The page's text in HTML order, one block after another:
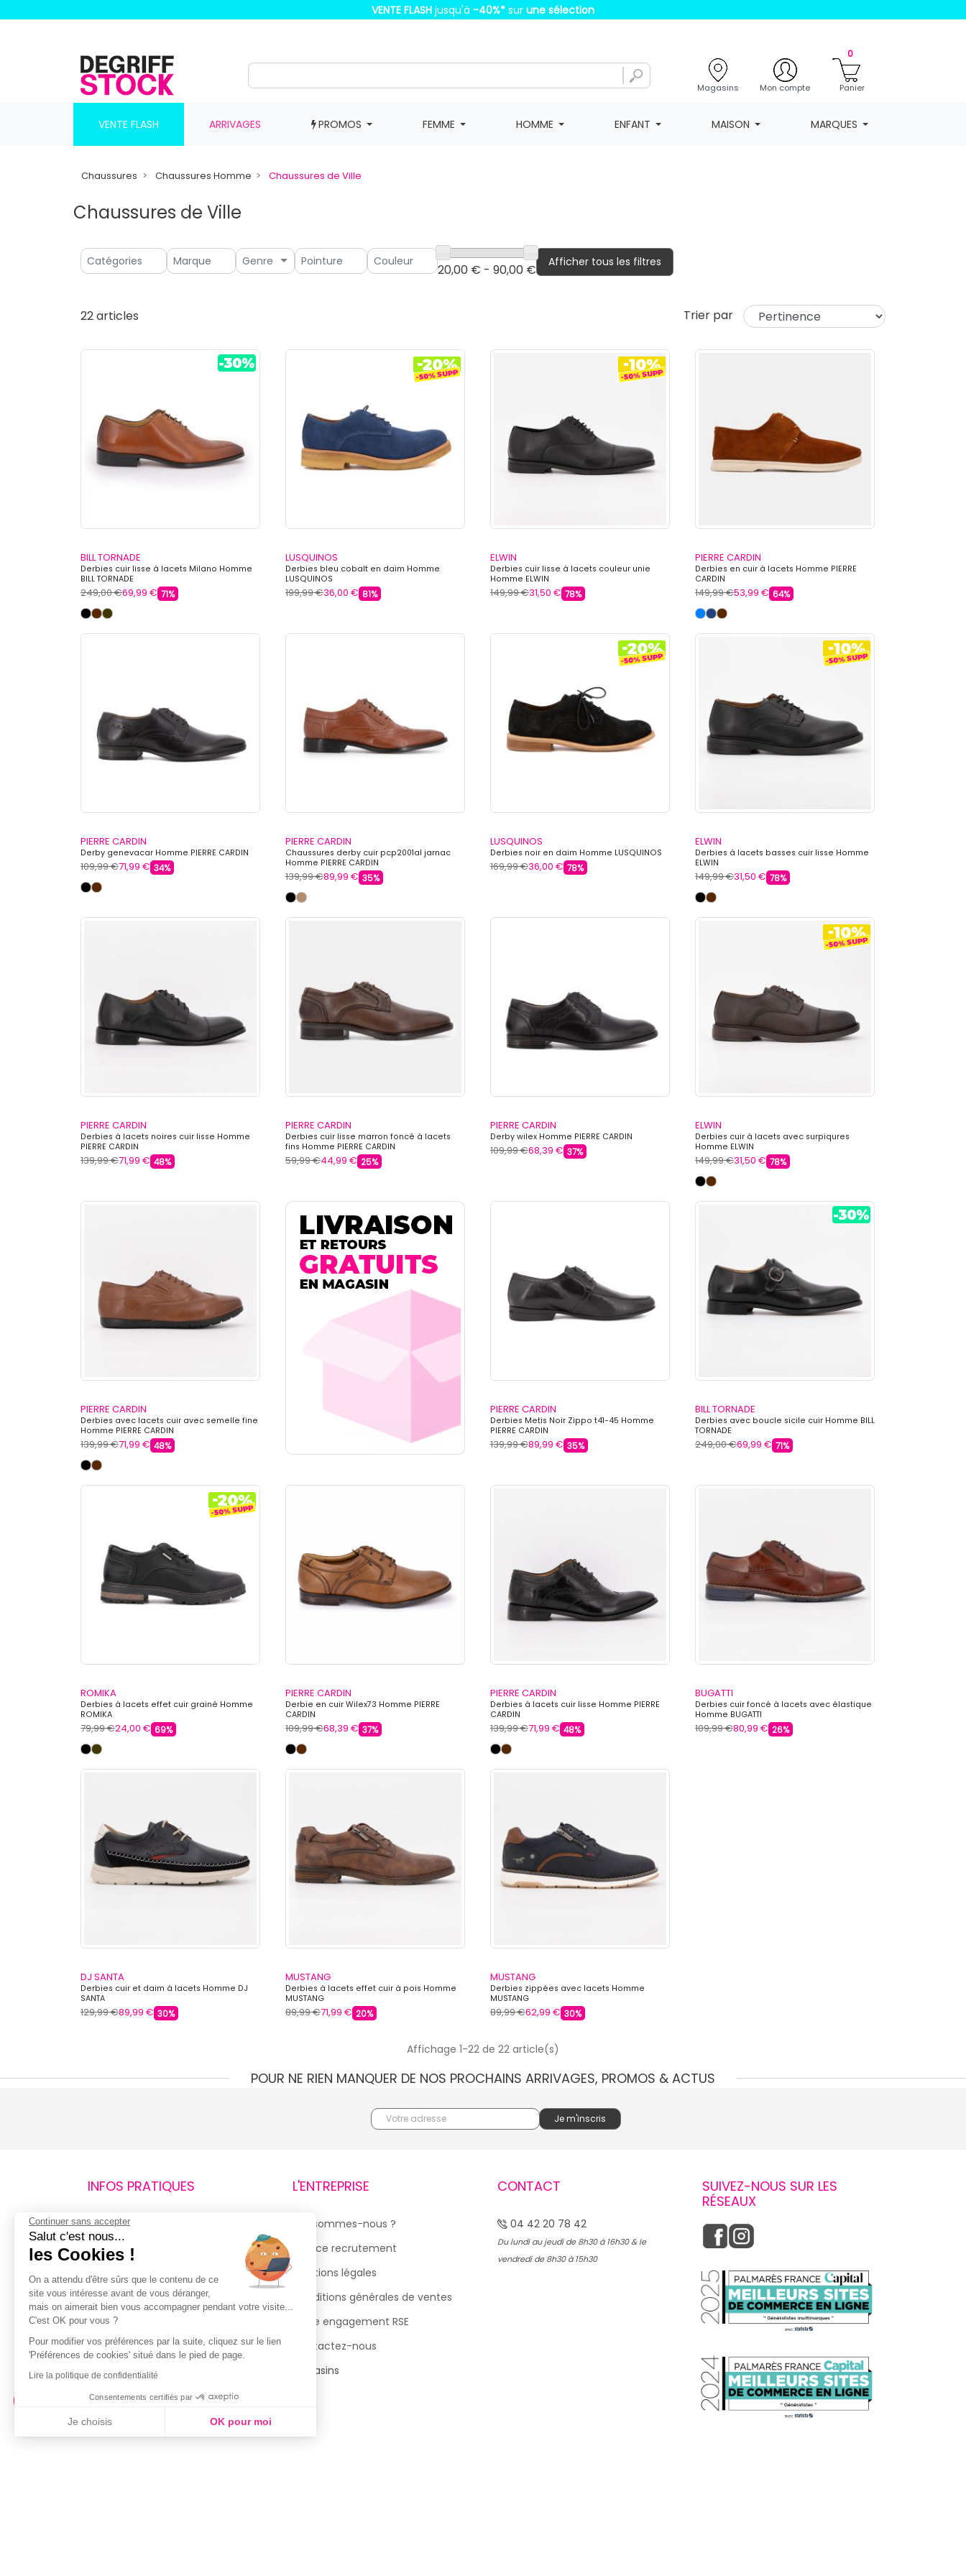
VENTE FLASH jusqu'à -40%* sur une sélection
Magasins Mon compte
0
Panier
VENTE FLASH ARRIVAGES PROMOS FEMME HOMME ENFANT MAISON MARQUES
Chaussures Chaussures Homme Chaussures de Ville
Chaussures de Ville
Genre
20,00 € - 90,00 €
Afficher tous les filtres
22 articles Trier par
BILL TORNADE
Derbies cuir lisse à lacets Milano Homme
BILL TORNADE
249,00 €69,99 € 71%
LUSQUINOS
Derbies bleu cobalt en daim Homme
LUSQUINOS
199,99 €36,00 € 81%
ELWIN
Derbies cuir lisse à lacets couleur unie
Homme ELWIN
149,99 €31,50 € 78%
PIERRE CARDIN
Derbies en cuir à lacets Homme PIERRE
CARDIN
149,99 €53,99 € 64%
PIERRE CARDIN
Derby genevacar Homme PIERRE CARDIN
109,99 €71,99 € 34%
PIERRE CARDIN
Chaussures derby cuir pcp2001al jarnac
Homme PIERRE CARDIN
139,99 €89,99 € 35%
LUSQUINOS
Derbies noir en daim Homme LUSQUINOS
169,99 €36,00 € 78%
ELWIN
Derbies à lacets basses cuir lisse Homme
ELWIN
149,99 €31,50 € 78%
PIERRE CARDIN
Derbies à lacets noires cuir lisse Homme
PIERRE CARDIN
139,99 €71,99 € 48%
PIERRE CARDIN
Derbies cuir lisse marron foncé à lacets
fins Homme PIERRE CARDIN
59,99 €44,99 € 25%
PIERRE CARDIN
Derby wilex Homme PIERRE CARDIN
109,99 €68,39 € 37%
ELWIN
Derbies cuir à lacets avec surpiqures
Homme ELWIN
149,99 €31,50 € 78%
PIERRE CARDIN
Derbies avec lacets cuir avec semelle fine
Homme PIERRE CARDIN
139,99 €71,99 € 48%
PIERRE CARDIN
Derbies Metis Noir Zippo t41-45 Homme
PIERRE CARDIN
139,99 €89,99 € 35%
BILL TORNADE
Derbies avec boucle sicile cuir Homme BILL
TORNADE
249,00 €69,99 € 71%
ROMIKA
Derbies à lacets effet cuir grainé Homme
ROMIKA
79,99 €24,00 € 69%
PIERRE CARDIN
Derbie en cuir Wilex73 Homme PIERRE
CARDIN
109,99 €68,39 € 37%
PIERRE CARDIN
Derbies à lacets cuir lisse Homme PIERRE
CARDIN
139,99 €71,99 € 48%
BUGATTI
Derbies cuir foncé à lacets avec élastique
Homme BUGATTI
109,99 €80,99 € 26%
DJ SANTA
Derbies cuir et daim à lacets Homme DJ
SANTA
129,99 €89,99 € 30%
MUSTANG
Derbies à lacets effet cuir à pois Homme
MUSTANG
89,99 €71,99 € 20%
MUSTANG
Derbies zippées avec lacets Homme
MUSTANG
89,99 €62,99 € 30%
Affichage 1-22 de 22 article(s)
POUR NE RIEN MANQUER DE NOS PROCHAINS ARRIVAGES, PROMOS & ACTUS
INFOS PRATIQUES
Retours et remboursements
Suivi de commande
Livraisons
Guide des tailles
Politique de confidentialité
Conditions générales d’utilisation
de la Carte de Fidélité
L'ENTREPRISE
Qui sommes-nous ?
Espace recrutement
Mentions légales
Conditions générales de ventes
Notre engagement RSE
Contactez-nous
Magasins
CONTACT
04 42 20 78 42
Du lundi au jeudi de 8h30 à 16h30 & le
vendredi de 8h30 à 15h30
SUIVEZ-NOUS SUR LES
RÉSEAUX
Continuer sans accepter
Salut c'est nous...
les Cookies !
On a attendu d'être sûrs que le contenu de ce
site vous intéresse avant de vous déranger,
mais on aimerait bien vous accompagner pendant votre visite...
C'est OK pour vous ?
Pour modifier vos préférences par la suite, cliquez sur le lien
'Préférences de cookies' situé dans le pied de page.
Lire la politique de confidentialité
Consentements certifiés par
Je choisis OK pour moi